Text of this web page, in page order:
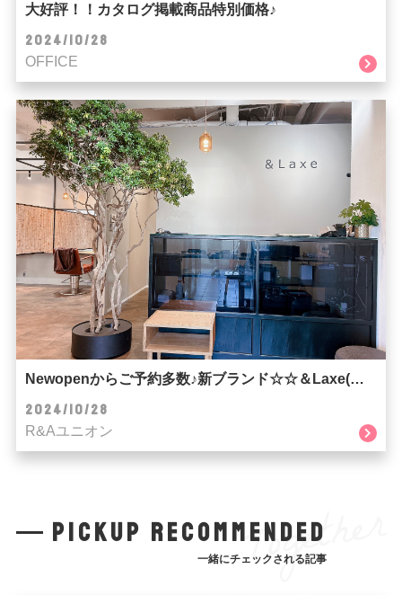
大好評！！カタログ掲載商品特別価格♪
2024/10/28
OFFICE
Newopenからご予約多数♪新ブランド☆☆＆Laxe(ラクス)☆☆
2024/10/28
R&Aユニオン
pickup recommended
一緒にチェックされる記事
Together